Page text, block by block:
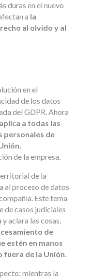
duras en el nuevo
a la
al olvido y al
en el
de los datos
del GDPR. Ahora
a todas las
personales de
,
de la empresa.
de la
al proceso de datos
Este tema
de casos judiciales
aclara las cosas,
de
estén en manos
de la Unión.
mientras la